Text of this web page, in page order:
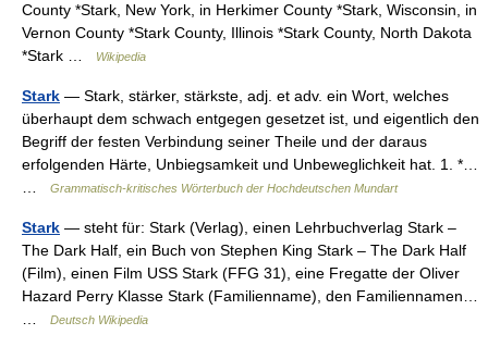
County *Stark, New York, in Herkimer County *Stark, Wisconsin, in
Vernon County *Stark County, Illinois *Stark County, North Dakota
*Stark …
Wikipedia
Stark — Stark, stärker, stärkste, adj. et adv. ein Wort, welches
überhaupt dem schwach entgegen gesetzet ist, und eigentlich den
Begriff der festen Verbindung seiner Theile und der daraus
erfolgenden Härte, Unbiegsamkeit und Unbeweglichkeit hat. 1. *…
Grammatisch-kritisches Wörterbuch der Hochdeutschen Mundart
Stark — steht für: Stark (Verlag), einen Lehrbuchverlag Stark –
The Dark Half, ein Buch von Stephen King Stark – The Dark Half
(Film), einen Film USS Stark (FFG 31), eine Fregatte der Oliver
Hazard Perry Klasse Stark (Familienname), den Familiennamen…
Deutsch Wikipedia